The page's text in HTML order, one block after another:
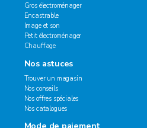
Gros électroménager
Encastrable
Image et son
Petit électroménager
Chauffage
Nos astuces
Trouver un magasin
Nos conseils
Nos offres spéciales
Nos catalogues